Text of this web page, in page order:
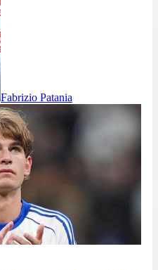
Fabrizio Patania